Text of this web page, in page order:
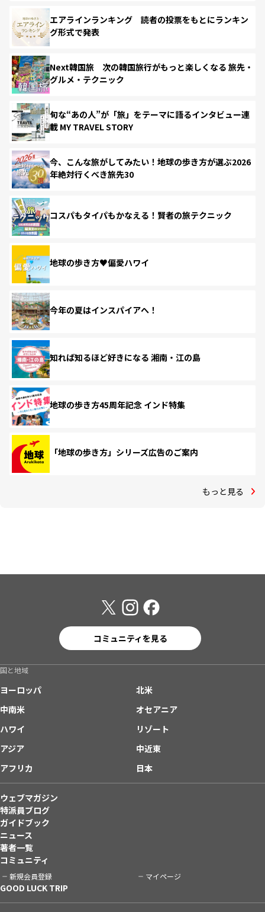
エアラインランキング 読者の投票をもとにランキン
グ形式で発表
Next韓国旅 次の韓国旅行がもっと楽しくなる 旅先・
グルメ・テクニック
旬な“あの人”が「旅」をテーマに語るインタビュー連
載 MY TRAVEL STORY
今、こんな旅がしてみたい！地球の歩き方が選ぶ2026
年絶対行くべき旅先30
コスパもタイパもかなえる！賢者の旅テクニック
地球の歩き方♥偏愛ハワイ
今年の夏はインスパイアへ！
知れば知るほど好きになる 湘南・江の島
地球の歩き方45周年記念 インド特集
「地球の歩き方」シリーズ広告のご案内
もっと見る
コミュニティを見る
国と地域
ヨーロッパ
北米
中南米
オセアニア
ハワイ
リゾート
アジア
中近東
アフリカ
日本
ウェブマガジン
特派員ブログ
ガイドブック
ニュース
著者一覧
コミュニティ
新規会員登録 マイページ
GOOD LUCK TRIP